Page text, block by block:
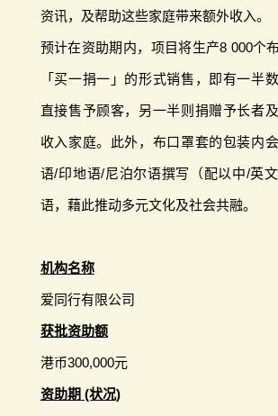
资讯，及帮助这些家庭带来额外收入。
预计在资助期内，项目将生产8 000个
「买一捐一」的形式销售，即有一半
直接售予顾客，另一半则捐赠予长者
收入家庭。此外，布口罩套的包装内
语/印地语/尼泊尔语撰写（配以中/英
语，藉此推动多元文化及社会共融。
机构名称
爱同行有限公司
获批资助额
港币300,000元
资助期 (状况)